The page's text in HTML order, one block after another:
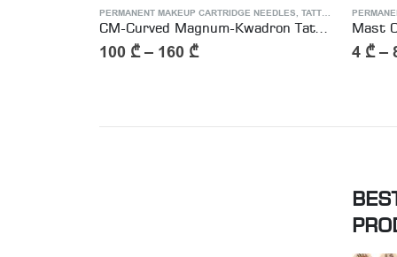
PERMANENT MAKEUP CARTRIDGE NEEDLES, TATTOO NEEDLE & CARTRIDGE
CM-Curved Magnum-Kwadron Tattoo Cartridge Needles
100 ₾– 160 ₾ 4 ₾–